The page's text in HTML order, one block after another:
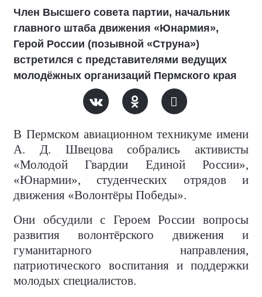
Член Высшего совета партии, начальник
главного штаба движения «Юнармия»,
Герой России (позывной «Струна»)
встретился с представителями ведущих
молодёжных организаций Пермского края
В Пермском авиационном техникуме имени
А. Д. Швецова собрались активисты
«Молодой Гвардии Единой России»,
«Юнармии», студенческих отрядов и
движения «Волонтёры Победы».
Они обсудили с Героем России вопросы
развития волонтёрского движения и
гуманитарного направления,
патриотического воспитания и поддержки
молодых специалистов.